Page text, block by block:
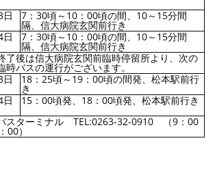
日
7：30頃～10：00頃の間、10～15分間
隔、信大病院玄関前行き
日
7：30頃～10：00頃の間、10～15分間
隔、信大病院玄関前行き
了後は信大病院玄関前臨時停留所より、次の
時バスの運行がございます。
日
18：25頃～19：00頃の間発、松本駅前行
き
日
15：00頃発、18：00頃発、松本駅前行き
スターミナル TEL:0263-32-0910 （9：00
00）